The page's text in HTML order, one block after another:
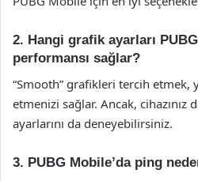
2. Hangi grafik ayarları
performansı sağlar?
“Smooth” grafikleri tercih etmek,
etmenizi sağlar. Ancak, cihazınız
ayarlarını da deneyebilirsiniz.
3. PUBG Mobile’da ping